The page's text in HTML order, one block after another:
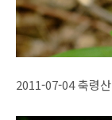
2011-07-04 축령산